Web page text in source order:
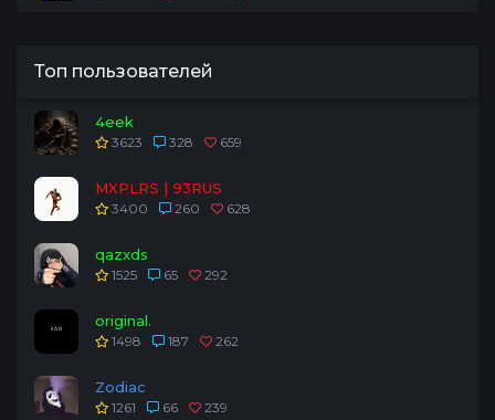
Топ пользователей
4eek
3623 328 659
MXPLRS | 93RUS
3400 260 628
qazxds
1525 65 292
original.
1498 187 262
Zodiac
1261 66 239